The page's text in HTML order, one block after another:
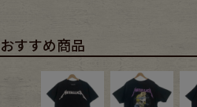
おすすめ商品